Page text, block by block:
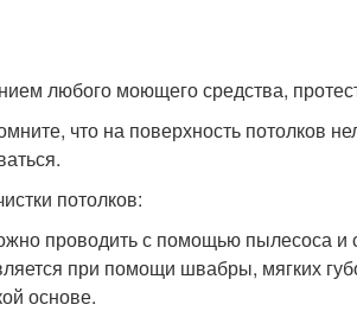
любого моющего средства,
что на поверхность потолков
потолков:
проводить с помощью пылесоса и
при помощи швабры, мягких
основе.